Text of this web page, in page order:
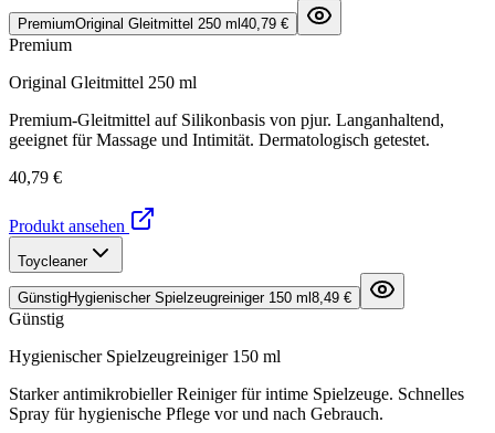
PremiumOriginal Gleitmittel 250 ml 40,79 €
Premium
Original Gleitmittel 250 ml
Premium-Gleitmittel auf Silikonbasis von pjur. Langanhaltend,
geeignet für Massage und Intimität. Dermatologisch getestet.
40,79 €
Produkt ansehen
Toycleaner
GünstigHygienischer Spielzeugreiniger 150 ml 8,49 €
Günstig
Hygienischer Spielzeugreiniger 150 ml
Starker antimikrobieller Reiniger für intime Spielzeuge. Schnelles
Spray für hygienische Pflege vor und nach Gebrauch.